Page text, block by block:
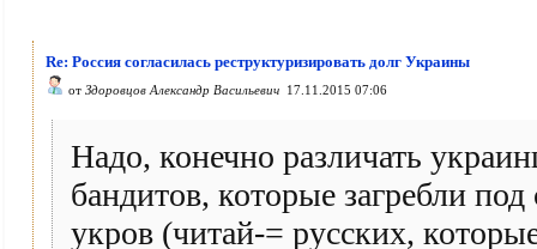
Re: Россия согласилась реструктуризировать долг Украины
от Здоровцов Александр Васильевич 17.11.2015 07:06
Надо, конечно различать
бандитов, которые загребли
укров (читай-= русских,